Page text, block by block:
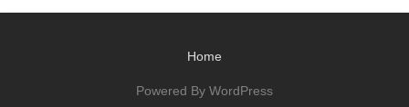
Home
Powered By WordPress